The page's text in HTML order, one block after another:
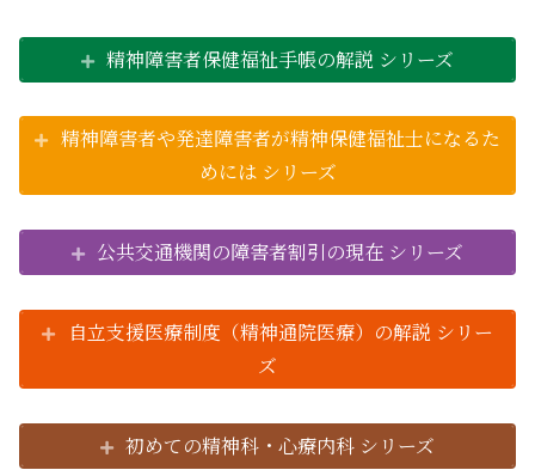
精神障害者保健福祉手帳の解説 シリーズ
精神障害者や発達障害者が精神保健福祉士になるた
めには シリーズ
公共交通機関の障害者割引の現在 シリーズ
自立支援医療制度（精神通院医療）の解説 シリー
ズ
初めての精神科・心療内科 シリーズ